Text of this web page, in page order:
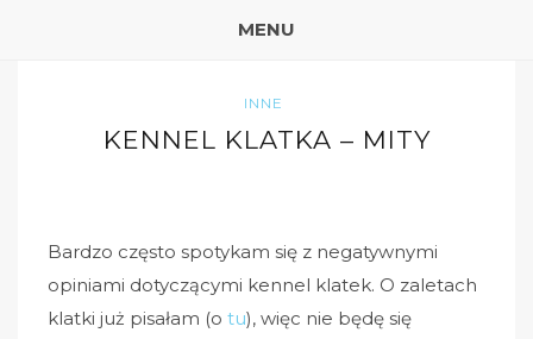
MENU
INNE
KENNEL KLATKA – MITY
Bardzo często spotykam się z negatywnymi
opiniami dotyczącymi kennel klatek. O zaletach
klatki już pisałam (o tu), więc nie będę się